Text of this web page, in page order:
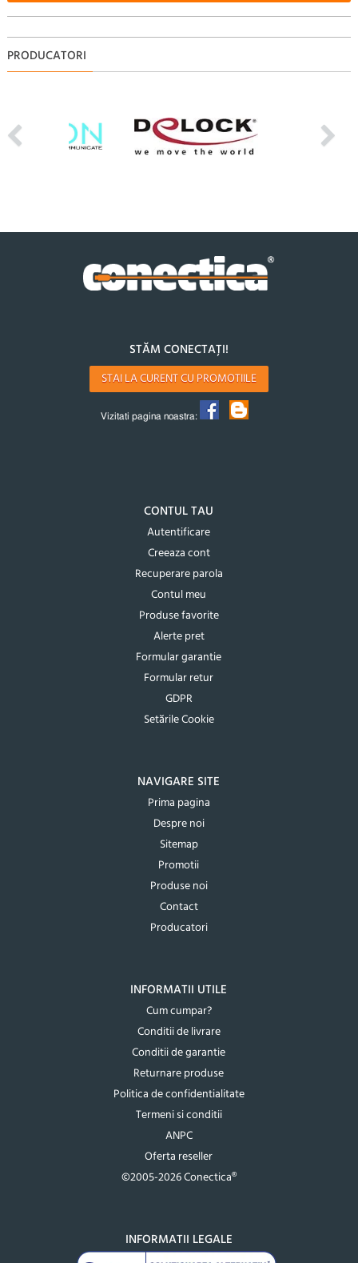
PRODUCATORI
STĂM CONECTAȚI!
STAI LA CURENT CU PROMOTIILE
Vizitati pagina noastra:
CONTUL TAU
Autentificare
Creeaza cont
Recuperare parola
Contul meu
Produse favorite
Alerte pret
Formular garantie
Formular retur
GDPR
Setările Cookie
NAVIGARE SITE
Prima pagina
Despre noi
Sitemap
Promotii
Produse noi
Contact
Producatori
INFORMATII UTILE
Cum cumpar?
Conditii de livrare
Conditii de garantie
Returnare produse
Politica de confidentialitate
Termeni si conditii
ANPC
Oferta reseller
©2005-2026 Conectica®
INFORMATII LEGALE